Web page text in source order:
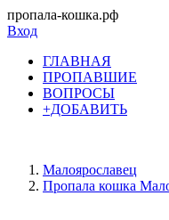
пропала-кошка.рф
Вход
ГЛАВНАЯ
ПРОПАВШИЕ
ВОПРОСЫ
+ДОБАВИТЬ
Малоярославец
Пропала кошка